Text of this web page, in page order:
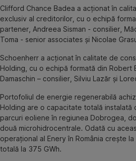
Clifford Chance Badea a acționat în
exclusiv al creditorilor, cu o echipă
partener, Andreea Sisman - consilier,
Toma - senior associates și Nicolae
Schoenherr a acționat în calitate de
Holding, cu o echipă formată din Robert
Damaschin – consilier, Silviu Lazăr și
Portofoliul de energie regenerabilă
Holding are o capacitate totală instalată
parcuri eoliene în regiunea Dobrogea,
două microhidrocentrale. Odată cu
operațional al Enery în România crește
totală la 375 GWh.